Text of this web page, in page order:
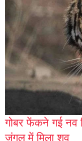
गोबर फेंकने गई नव
जंगल में मिला शव